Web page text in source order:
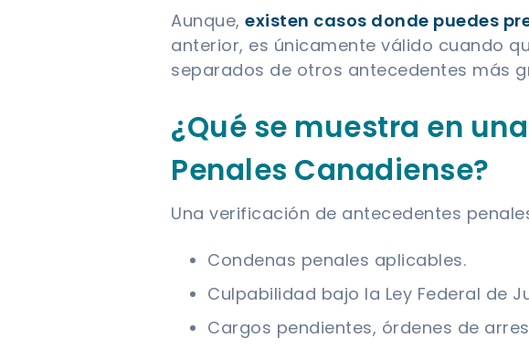
Aunque, existen casos donde puedes
anterior, es únicamente válido cuando
separados de otros antecedentes más
¿Qué se muestra en
Penales Canadiense?
Una verificación de antecedentes
Condenas penales aplicables.
Culpabilidad bajo la Ley Federal de
Cargos pendientes, órdenes de